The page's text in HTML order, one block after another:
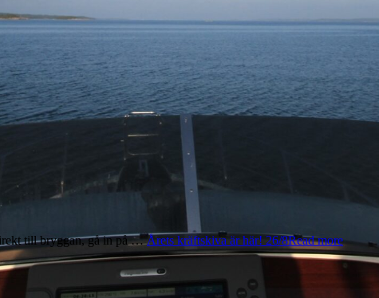
till bryggan, gå in på …Årets kräftskiva är här! 26/8Read more